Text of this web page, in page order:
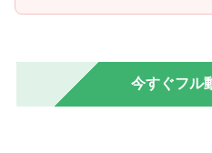
今すぐフル